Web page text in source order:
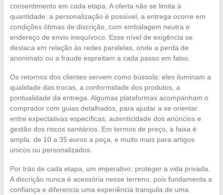
consentimento em cada etapa. A oferta não se limita à
quantidade: a personalização é possível, a entrega ocorre em
condições ótimas de discrição, com embalagem neutra e
endereço de envio inequívoco. Esse nível de exigência se
destaca em relação às redes paralelas, onde a perda de
anonimato ou a fraude espreitam a cada passo em falso.
Os retornos dos clientes servem como bússola: eles iluminam a
qualidade das trocas, a conformidade dos produtos, a
pontualidade da entrega. Algumas plataformas acompanham o
comprador com guias detalhados, para ajudar a se orientar
entre expectativas específicas, autenticidade dos anúncios e
gestão dos riscos sanitários. Em termos de preço, a faixa é
ampla: de 10 a 35 euros a peça, e muito mais para artigos
únicos ou personalizados.
Por trás de cada etapa, um imperativo: proteger a vida privada.
A discrição nunca é acessória nesse terreno, pois fundamenta a
confiança e diferencia uma experiência tranquila de uma